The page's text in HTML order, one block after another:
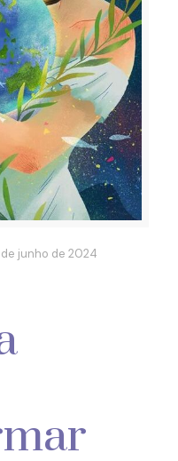
junho de 2024